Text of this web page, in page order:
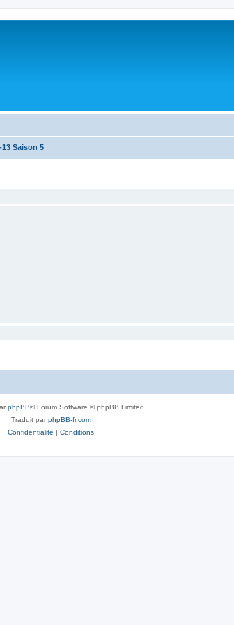
Saison 5
phpBB® Forum Software © phpBB Limited
Traduit parphpBB-fr.com
Confidentialité | Conditions